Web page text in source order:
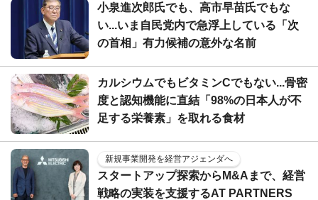
小泉進次郎氏でも、高市早苗氏でもな
い...いま自民党内で急浮上している「次
の首相」有力候補の意外な名前
カルシウムでもビタミンCでもない...骨密
度と認知機能に直結「98%の日本人が不
足する栄養素」を取れる食材
新規事業開発を経営アジェンダへ
スタートアップ探索からM&Aまで、経営
戦略の実装を支援するAT PARTNERS